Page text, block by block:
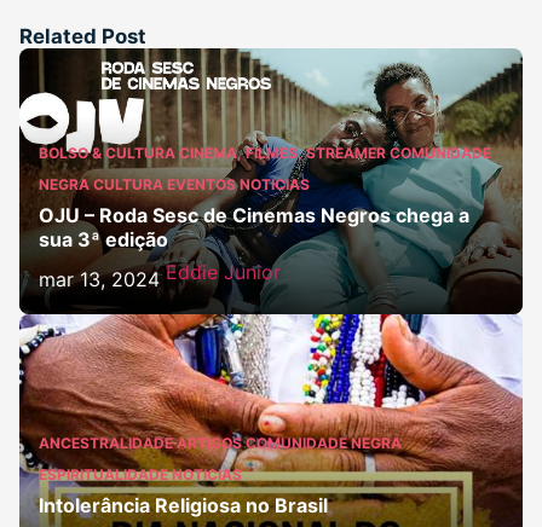
Related Post
BOLSO & CULTURA CINEMA, FILMES, STREAMER COMUNIDADE
NEGRACULTURAEVENTOSNOTICIAS
OJU – Roda Sesc de Cinemas Negros chega a
sua 3ª edição
mar 13, 2024 Eddie Junior
ANCESTRALIDADEARTIGOSCOMUNIDADE NEGRA
ESPIRITUALIDADENOTICIAS
Intolerância Religiosa no Brasil